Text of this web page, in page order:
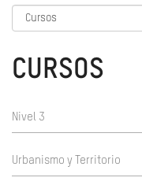
CURSOS
Nivel 3
Urbanismo y Territorio